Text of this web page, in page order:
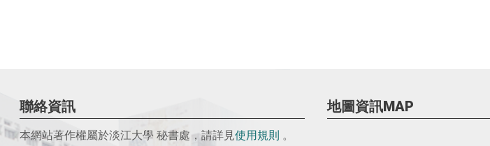
聯絡資訊
本網站著作權屬於淡江大學 秘書處，請詳見使用 規則 。
地圖資訊MAP